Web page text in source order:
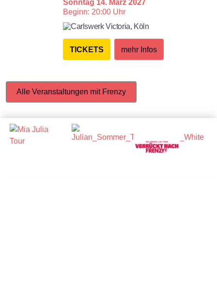
Sonntag 14. März 2027
Beginn: 20:00 Uhr
Carlswerk Victoria, Köln
TICKETS mehr Infos
Alle Veranstaltungen mit Frenzy